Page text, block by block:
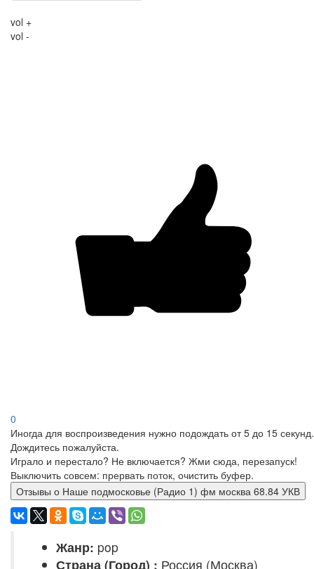
vol +
vol -
0
Иногда для воспроизведения нужно подождать от 5 до 15 секунд.
Дождитесь пожалуйста.
Играло и перестало? Не включается? Жми сюда, перезапуск!
Выключить совсем: прервать поток, очистить буфер.
Отзывы о Наше подмосковье (Радио 1) фм москва 68.84 УКВ
Жанр: pop
Страна (Город) : Россия (Москва)